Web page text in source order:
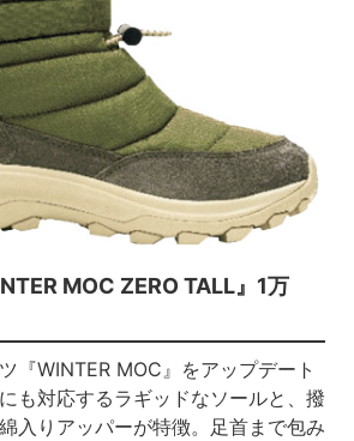
MOC ZERO TALL』1万
『WINTER MOC』をアップデート
も対応するラギッドなソールと、撥
入りアッパーが特徴。足首まで包み